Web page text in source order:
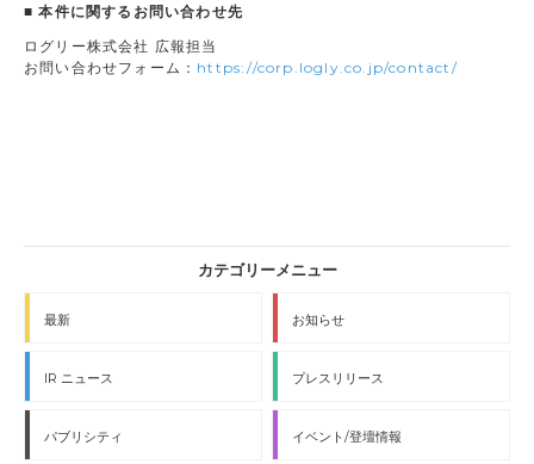
■ 本件に関するお問い合わせ先
ログリー株式会社 広報担当
お問い合わせフォーム： https://corp.logly.co.jp/contact/
最新 お知らせ
IR ニュース プレスリリース
パブリシティ イベント/登壇情報